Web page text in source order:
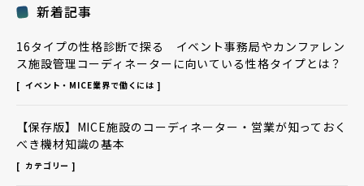
新着記事
16タイプの性格診断で探る イベント事務局やカンファレン
ス施設管理コーディネーターに向いている性格タイプとは？
イベント・MICE業界で働くには
【保存版】MICE施設のコーディネーター・営業が知っておく
べき機材知識の基本
カテゴリー